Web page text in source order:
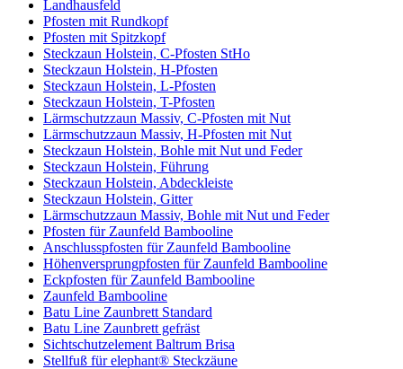
Landhausfeld
Pfosten mit Rundkopf
Pfosten mit Spitzkopf
Steckzaun Holstein, C-Pfosten StHo
Steckzaun Holstein, H-Pfosten
Steckzaun Holstein, L-Pfosten
Steckzaun Holstein, T-Pfosten
Lärmschutzzaun Massiv, C-Pfosten mit Nut
Lärmschutzzaun Massiv, H-Pfosten mit Nut
Steckzaun Holstein, Bohle mit Nut und Feder
Steckzaun Holstein, Führung
Steckzaun Holstein, Abdeckleiste
Steckzaun Holstein, Gitter
Lärmschutzzaun Massiv, Bohle mit Nut und Feder
Pfosten für Zaunfeld Bambooline
Anschlusspfosten für Zaunfeld Bambooline
Höhenversprungpfosten für Zaunfeld Bambooline
Eckpfosten für Zaunfeld Bambooline
Zaunfeld Bambooline
Batu Line Zaunbrett Standard
Batu Line Zaunbrett gefräst
Sichtschutzelement Baltrum Brisa
Stellfuß für elephant® Steckzäune